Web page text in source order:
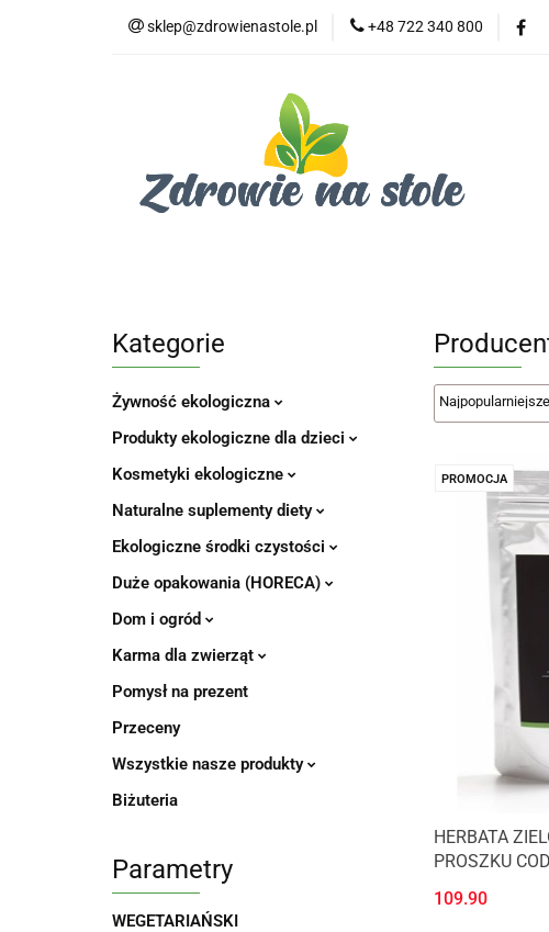
sklep@zdrowienastole.pl +48 722 340 800
Żywność ekologiczna
Duże opakowania
Kategorie
Żywność ekologiczna
Produkty ekologiczne dla dzieci
Kosmetyki ekologiczne
Naturalne suplementy diety
Ekologiczne środki czystości
Duże opakowania (HORECA)
Dom i ogród
Karma dla zwierząt
Pomysł na prezent
Przeceny
Wszystkie nasze produkty
Biżuteria
Parametry
WEGETARIAŃSKI
PROMOCJA
HERBATA
PROSZKU
109.90